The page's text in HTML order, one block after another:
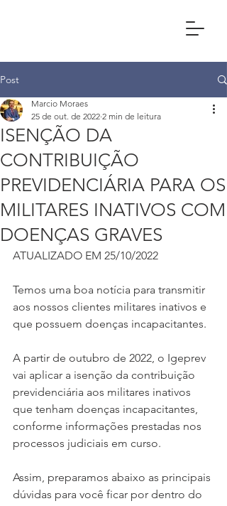
Post
ISENÇÃO DA
CONTRIBUIÇÃO
PREVIDENCIÁRIA PARA OS
MILITARES INATIVOS COM
DOENÇAS GRAVES
Marcio Moraes
25 de out. de 2022 2 min de leitura
ATUALIZADO EM 25/10/2022
Temos uma boa notícia para transmitir
aos nossos clientes militares inativos e
que possuem doenças incapacitantes.
A partir de outubro de 2022, o Igeprev
vai aplicar a isenção da contribuição
previdenciária aos militares inativos
que tenham doenças incapacitantes,
conforme informações prestadas nos
processos judiciais em curso.
Assim, preparamos abaixo as principais
dúvidas para você ficar por dentro do